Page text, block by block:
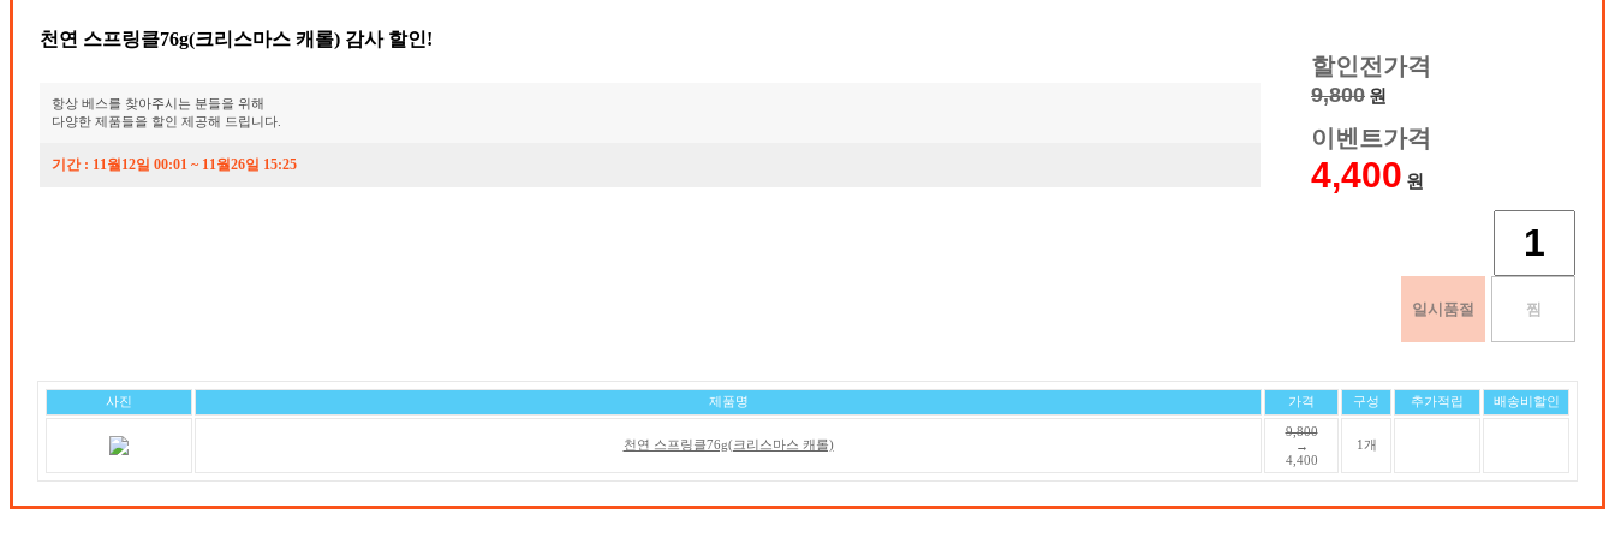
천연 스프링클76g(크리스마스 캐롤) 감사 할인!
항상 베스를 찾아주시는 분들을 위해
다양한 제품들을 할인 제공해 드립니다.
기간 : 11월12일 00:01 ~ 11월26일 15:25
할인전가격
9,800 원
이벤트가격
4,400 원
사진 제품명 가격 구성 추가적립 배송비할인
천연 스프링클76g(크리스마스 캐롤)
9,800
→
4,400
1개